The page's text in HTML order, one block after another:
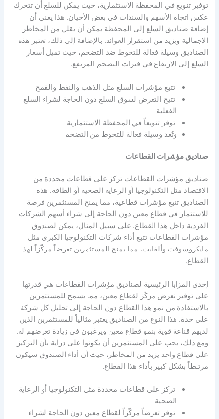
توفير تنويع في المحفظة الاستثمارية، حيث يمكن للسلع أن تتحرك
عكس اتجاه الأسهم والسندات في بعض الأحيان. هذا يعني أن
إضافة صناديق السلع إلى المحفظة يمكن أن يقلل من المخاطر
الإجمالية ويزيد من استقرار العوائد. بالإضافة إلى ذلك، تعتبر هذه
الصناديق وسيلة فعالة للتحوط ضد التضخم، حيث تميل أسعار
السلع إلى الارتفاع في فترات التضخم المرتفع.
تتبع مؤشرات السلع مثل الذهب والنفط والقمح
تتيح التعرض لسوق السلع دون الحاجة لشراء السلع
الفعلية
توفر تنويعاً في المحفظة الاستثمارية
وتُعد وسيلة فعالة للتحوط من التضخم
صناديق مؤشرات القطاعات
صناديق مؤشرات القطاعات تركز على قطاعات محددة من
الاقتصاد مثل التكنولوجيا أو الرعاية الصحية أو الطاقة. هذه
الصناديق تتبع مؤشرات قطاعية، مما يمنح المستثمرين فرصة
للاستثمار في قطاع معين دون الحاجة إلى شراء أسهم الشركات
الفردية داخل هذا القطاع. على سبيل المثال، يمكن لصندوق
مؤشرات القطاعات تتبع أداء شركات التكنولوجيا الكبرى مثل
مايكروسوفت وألفابت، مما يمنح المستثمرين تعرضاً مركّزاً لهذا
القطاع.
إحدى المزايا الرئيسية لصناديق مؤشرات القطاعات هي قدرتها
على توفير تعرض مركّز لقطاع معين، مما يسمح للمستثمرين
بالاستفادة من نمو هذا القطاع دون الحاجة إلى تحليل كل شركة
على حدة. هذا النوع من الصناديق يعتبر مثالياً للمستثمرين الذين
لديهم قناعة قوية بنمو قطاع معين ويرغبون في زيادة تعرضهم له.
ومع ذلك، يجب على المستثمرين أن يكونوا على دراية بأن التركيز
على قطاع واحد يزيد من المخاطر، حيث أن أداء الصندوق سيكون
مرتبطاً بشكل كبير بأداء هذا القطاع.
تركز على قطاعات محددة مثل التكنولوجيا أو الرعاية
الصحية
توفر تعرضاً مركّزاً لقطاع معين دون الحاجة لشراء